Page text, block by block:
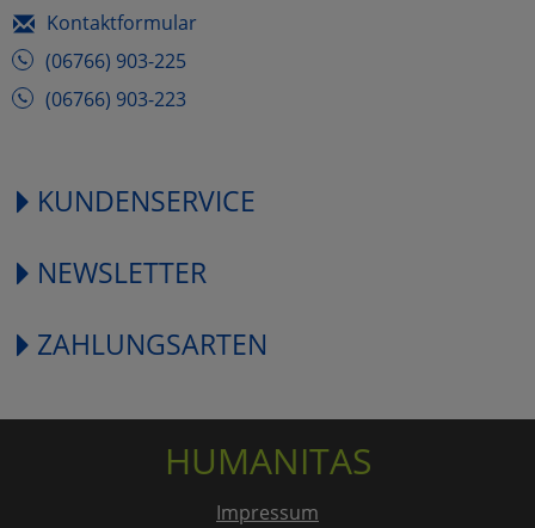
Kontaktformular
(06766) 903-225
(06766) 903-223
KUNDENSERVICE
NEWSLETTER
ZAHLUNGSARTEN
HUMANITAS
Impressum